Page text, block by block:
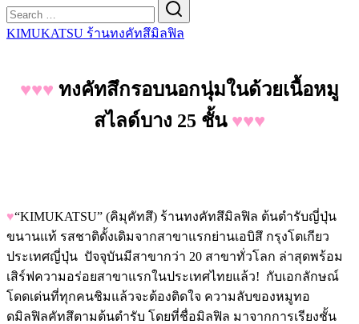
for:
KIMUKATSU ร้านทงคัทสึมิลฟิล
♥♥♥ ทงคัทสึกรอบนอกนุ่มในด้วยเนื้อหมู
สไลด์บาง 25 ชั้น ♥♥♥
♥“KIMUKATSU” (คิมุคัทสึ) ร้านทงคัทสึมิลฟิล ต้นตำรับญี่ปุ่น
ขนานแท้ รสชาติดั้งเดิมจากสาขาแรกย่านเอบิสึ กรุงโตเกียว
ประเทศญี่ปุ่น ปัจจุบันมีสาขากว่า 20 สาขาทั่วโลก ล่าสุดพร้อม
เสิร์ฟความอร่อยสาขาแรกในประเทศไทยแล้ว! กับเอกลักษณ์
โดดเด่นที่ทุกคนชิมแล้วจะต้องติดใจ ความลับของหมูทอ
ดมิลฟิลคัทสึตามต้นตำรับ โดยที่ชื่อมิลฟิล มาจากการเรียงชั้น